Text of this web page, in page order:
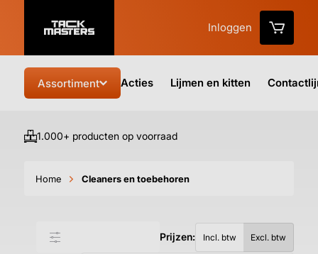
Inloggen
Assortiment Acties Lijmen en kitten
1.000+ producten op voorraad
Home Cleaners en toebehoren
Prijzen: Incl. btw Excl. btw